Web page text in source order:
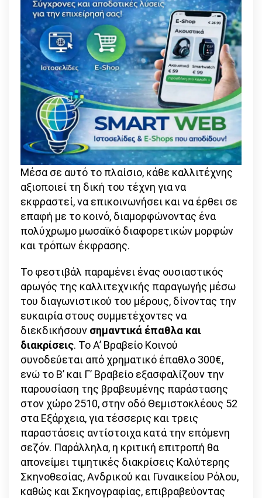
Μέσα σε αυτό το πλαίσιο, κάθε καλλιτέχνης
αξιοποιεί τη δική του τέχνη για να
εκφραστεί, να επικοινωνήσει και να έρθει σε
επαφή με το κοινό, διαμορφώνοντας ένα
πολύχρωμο μωσαϊκό διαφορετικών μορφών
και τρόπων έκφρασης.
Το φεστιβάλ παραμένει ένας ουσιαστικός
αρωγός της καλλιτεχνικής παραγωγής μέσω
του διαγωνιστικού του μέρους, δίνοντας την
ευκαιρία στους συμμετέχοντες να
διεκδικήσουν σημαντικά έπαθλα και
διακρίσεις. Το Α’ Βραβείο Κοινού
συνοδεύεται από χρηματικό έπαθλο 300€,
ενώ το Β’ και Γ’ Βραβείο εξασφαλίζουν την
παρουσίαση της βραβευμένης παράστασης
στον χώρο 2510, στην οδό Θεμιστοκλέους 52
στα Εξάρχεια, για τέσσερις και τρεις
παραστάσεις αντίστοιχα κατά την επόμενη
σεζόν. Παράλληλα, η κριτική επιτροπή θα
απονείμει τιμητικές διακρίσεις Καλύτερης
Σκηνοθεσίας, Ανδρικού και Γυναικείου Ρόλου,
καθώς και Σκηνογραφίας, επιβραβεύοντας